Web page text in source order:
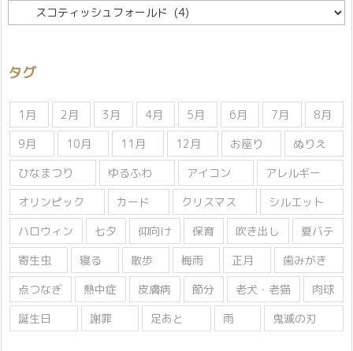
テ
ー
タグ
1月 2月 3月 4月 5月 6月 7月
8月
9月
10月 11月 12月 お座り
ぬりえ
ひなまつり
ゆるふわ アイコン
アレルギー
オリンピック
カード クリスマス
シルエット
ハロウィン
七夕 仰向け 保育 吹き出し
夏バテ
寄生虫
寝る 散歩 梅雨 正月
歯みがき
点つなぎ
熱中症 皮膚病 節分 老犬・老猫
肉球
誕生日
謝罪 足あと 雨 鬼滅の刃